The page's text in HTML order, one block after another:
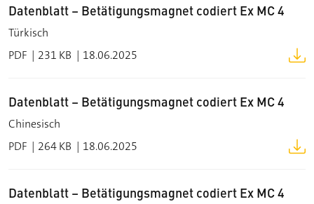
Datenblatt – Betätigungsmagnet codiert Ex MC 4
Türkisch
PDF
231 KB 18.06.2025
Datenblatt – Betätigungsmagnet codiert Ex MC 4
Chinesisch
PDF
264 KB 18.06.2025
Datenblatt – Betätigungsmagnet codiert Ex MC 4